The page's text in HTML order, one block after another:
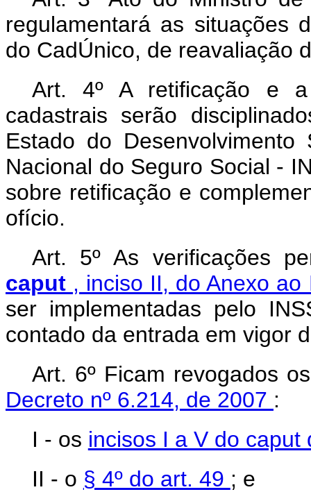
regulamentará as situações
do CadÚnico, de reavaliação
Art. 4º A retificação e a
cadastrais serão
Estado do
Nacional do Seguro Social -
sobre retificação e
ofício.
Art. 5º As verificações
caput , inciso II, do Anexo
ser implementadas pelo
contado da entrada em vigor
Art. 6º Ficam revogados
Decreto nº 6.214, de 2007 :
I - os incisos I a V do
II - o § 4º do art. 49 ; e